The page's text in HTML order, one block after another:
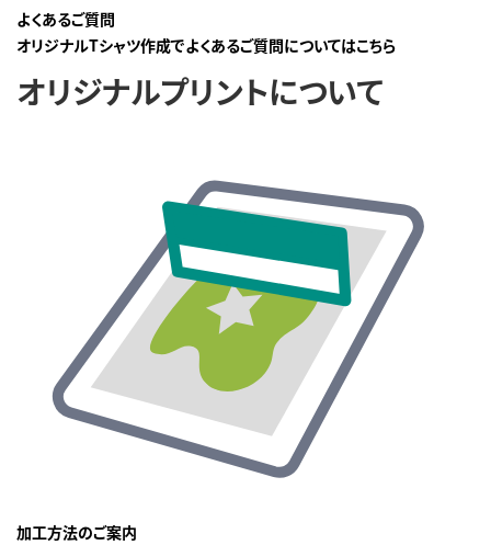
よくあるご質問
オリジナルTシャツ作成でよくあるご質問についてはこちら
オリジナルプリントについて
加工方法のご案内